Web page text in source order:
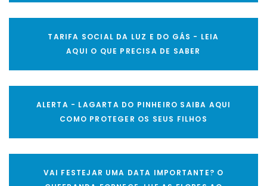
TARIFA SOCIAL DA LUZ E DO GÁS - LEIA
AQUI O QUE PRECISA DE SABER
ALERTA - LAGARTA DO PINHEIRO SAIBA AQUI
COMO PROTEGER OS SEUS FILHOS
VAI FESTEJAR UMA DATA IMPORTANTE? O